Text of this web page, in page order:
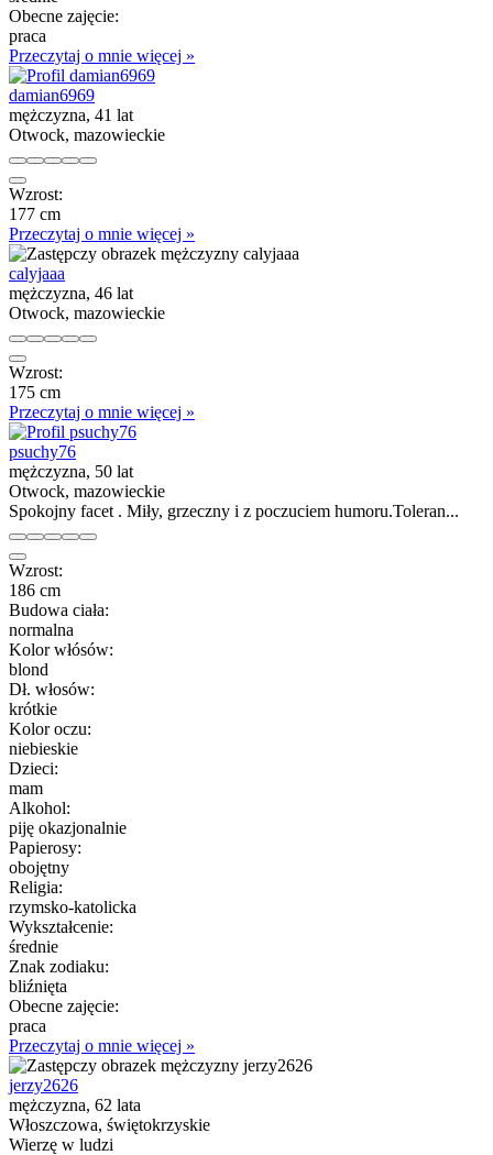
Obecne zajęcie:
praca
Przeczytaj o mnie więcej »
damian6969
mężczyzna, 41 lat
Otwock, mazowieckie
Wzrost:
177 cm
Przeczytaj o mnie więcej »
calyjaaa
mężczyzna, 46 lat
Otwock, mazowieckie
Wzrost:
175 cm
Przeczytaj o mnie więcej »
psuchy76
mężczyzna, 50 lat
Otwock, mazowieckie
Spokojny facet . Miły, grzeczny i z poczuciem humoru.Toleran...
Wzrost:
186 cm
Budowa ciała:
normalna
Kolor włósów:
blond
Dł. włosów:
krótkie
Kolor oczu:
niebieskie
Dzieci:
mam
Alkohol:
piję okazjonalnie
Papierosy:
obojętny
Religia:
rzymsko-katolicka
Wykształcenie:
średnie
Znak zodiaku:
bliźnięta
Obecne zajęcie:
praca
Przeczytaj o mnie więcej »
jerzy2626
mężczyzna, 62 lata
Włoszczowa, świętokrzyskie
Wierzę w ludzi